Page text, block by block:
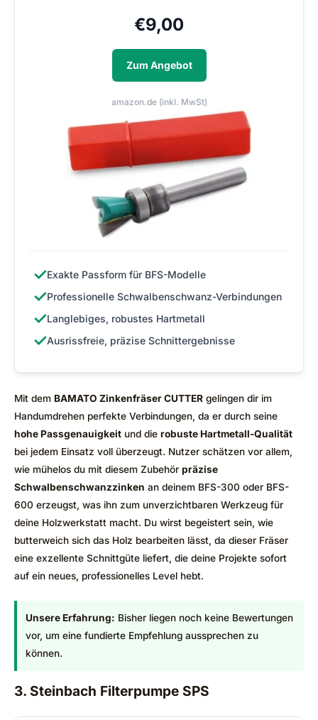
€9,00
Zum Angebot
amazon.de (inkl. MwSt)
✓Exakte Passform für BFS-Modelle
✓Professionelle Schwalbenschwanz-Verbindungen
✓Langlebiges, robustes Hartmetall
✓Ausrissfreie, präzise Schnittergebnisse
Mit dem BAMATO Zinkenfräser CUTTER gelingen dir im
Handumdrehen perfekte Verbindungen, da er durch seine
hohe Passgenauigkeit und die robuste Hartmetall-Qualität
bei jedem Einsatz voll überzeugt. Nutzer schätzen vor allem,
wie mühelos du mit diesem Zubehör präzise
Schwalbenschwanzzinken an deinem BFS-300 oder BFS-
600 erzeugst, was ihn zum unverzichtbaren Werkzeug für
deine Holzwerkstatt macht. Du wirst begeistert sein, wie
butterweich sich das Holz bearbeiten lässt, da dieser Fräser
eine exzellente Schnittgüte liefert, die deine Projekte sofort
auf ein neues, professionelles Level hebt.
Unsere Erfahrung: Bisher liegen noch keine Bewertungen
vor, um eine fundierte Empfehlung aussprechen zu
können.
3. Steinbach Filterpumpe SPS